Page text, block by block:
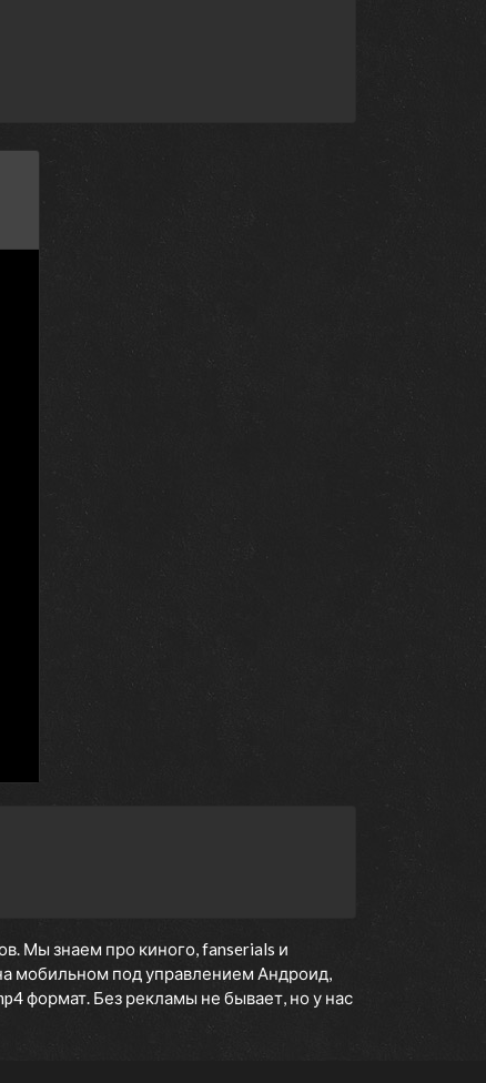
Мы знаем про киного, fanserials и
мобильном под управлением Андроид,
формат. Без рекламы не бывает, но у нас